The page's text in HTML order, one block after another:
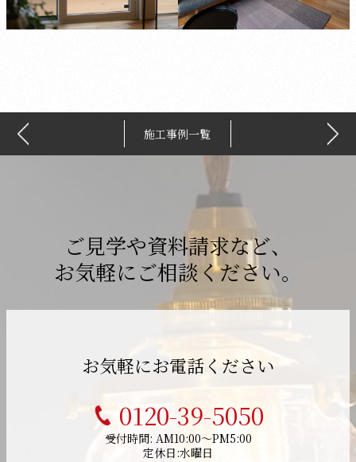
施工事例一覧
ご見学や資料請求など、
お気軽にご相談ください。
お気軽にお電話ください
0120-39-5050
受付時間: AM10:00～PM5:00
定休日:水曜日